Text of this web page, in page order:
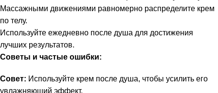
Массажными движениями равномерно распределите крем
по телу.
Используйте ежедневно после душа для достижения
лучших результатов.
Советы и частые ошибки:
Совет: Используйте крем после душа, чтобы усилить его
увлажняющий эффект.